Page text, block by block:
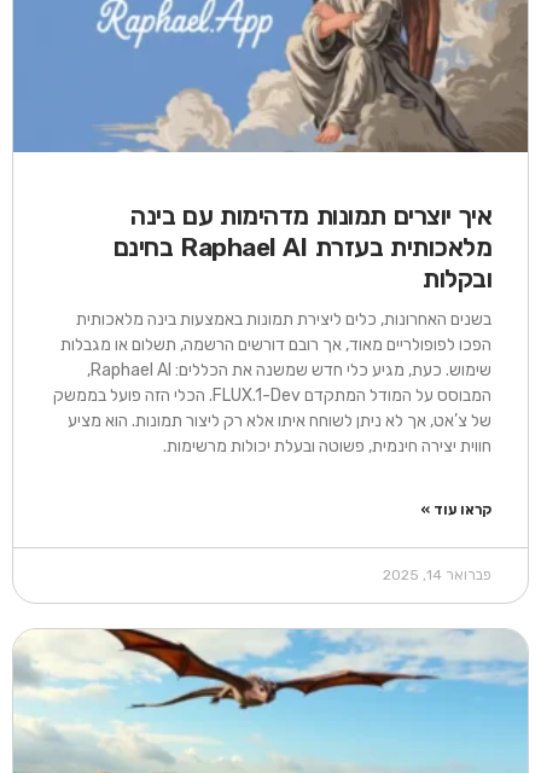
איך יוצרים תמונות מדהימות עם בינה
מלאכותית בעזרת Raphael AI בחינם
ובקלות
בשנים האחרונות, כלים ליצירת תמונות באמצעות בינה מלאכותית
הפכו לפופולריים מאוד, אך רובם דורשים הרשמה, תשלום או מגבלות
שימוש. כעת, מגיע כלי חדש שמשנה את הכללים: Raphael AI,
המבוסס על המודל המתקדם FLUX.1-Dev. הכלי הזה פועל בממשק
של צ’אט, אך לא ניתן לשוחח איתו אלא רק ליצור תמונות. הוא מציע
חווית יצירה חינמית, פשוטה ובעלת יכולות מרשימות.
קראו עוד »
פברואר 14, 2025